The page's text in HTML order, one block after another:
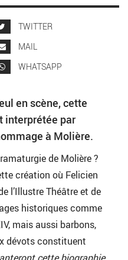
TWITTER
MAIL
WHATSAPP
en scène, cette
interprétée par
à Molière.
de Molière ?
création où Felicien
l’Illustre Théâtre et de
historiques comme
mais aussi barbons,
dévots constituent